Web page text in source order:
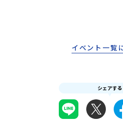
加またはプログラム開始後の解除：
にてご連絡いたします。・よくあるご
ム主催：一般財団法人地域・教育魅力
ある若者にあふれる持続可能な地域・
の提出をもって参加確定とさせていた
合は下記の地域みらい留学公式LINE
受信制限設定をしていると、通知メー
ん。その場合は、「@miratabi.jp」
設定をお願いいたします。※結果に関
イベント一覧
シェアする